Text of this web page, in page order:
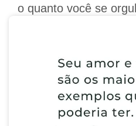
o quanto você se